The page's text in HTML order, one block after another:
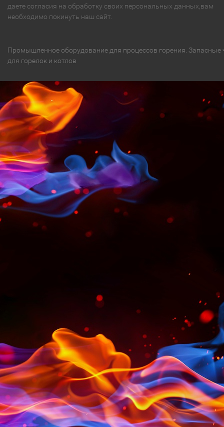
даете согласия на обработку своих персональных данных,вам
необходимо покинуть наш сайт.
Промышленное оборудование для процессов горения. Запасные
для горелок и котлов